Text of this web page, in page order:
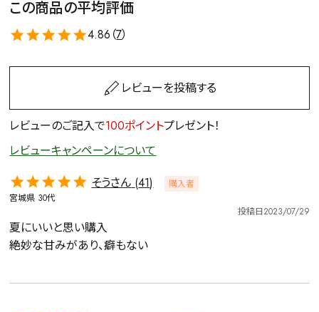
この商品の平均評価
4.86（7）
レビューを投稿する
レビューのご記入で100ポイントプレゼント！
レビューキャンペーンについて
そうさん 41
購入者
宮城県 30代
投稿日2023/07/29
夏にいいと思い購入
絶妙な甘みがあり、癖もない